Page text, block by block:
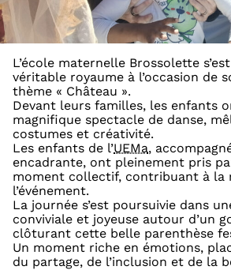
L’école maternelle Brossolette
véritable royaume à l’occasion de
thème « Château ».
Devant leurs familles, les enfants
magnifique spectacle de danse,
costumes et créativité.
Les enfants de l’UEMa,
encadrante, ont pleinement pris
moment collectif, contribuant à la
l’événement.
La journée s’est poursuivie dans
conviviale et joyeuse autour d’un
clôturant cette belle parenthèse
Un moment riche en émotions,
du partage, de l’inclusion et de la